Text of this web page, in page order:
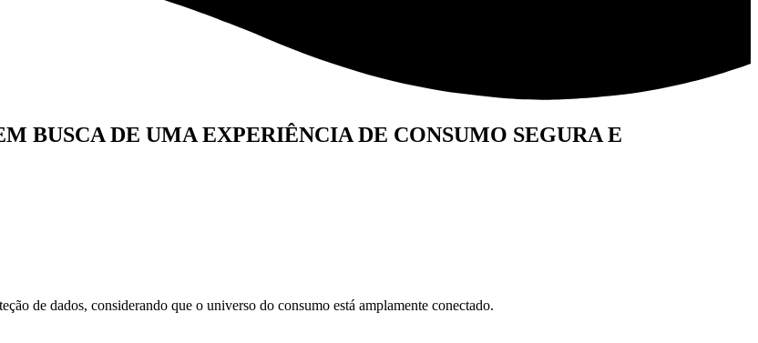
BUSCA DE UMA EXPERIÊNCIA DE CONSUMO SEGURA E
de dados, considerando que o universo do consumo está amplamente conectado.